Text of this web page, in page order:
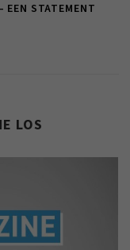
EEN STATEMENT
LOS